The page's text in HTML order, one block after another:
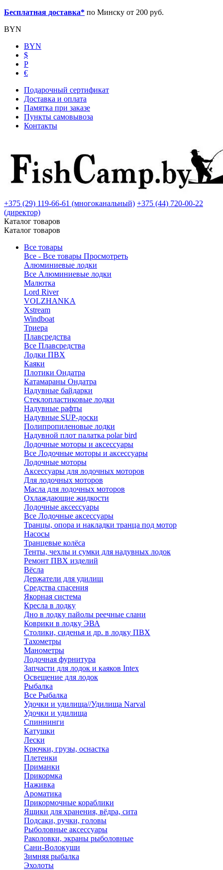
Бесплатная доставка* по Минску от 200 руб.
BYN
BYN
$
Р
€
Подарочный сертификат
Доставка и оплата
Памятка при заказе
Пункты самовывоза
Контакты
+375 (29) 119-66-61 (многоканальный) +375 (44) 720-00-22
(директор)
Каталог товаров
Каталог товаров
Все товары
Все - Все товары Просмотреть
Алюминиевые лодки
Все Алюминиевые лодки
Малютка
Lord River
VOLZHANKA
Xstream
Windboat
Триера
Плавсредства
Все Плавсредства
Лодки ПВХ
Каяки
Плотики Ондатра
Катамараны Ондатра
Надувные байдарки
Стеклопластиковые лодки
Надувные рафты
Надувные SUP-доски
Полипропиленовые лодки
Надувной плот палатка polar bird
Лодочные моторы и аксессуары
Все Лодочные моторы и аксессуары
Лодочные моторы
Аксессуары для лодочных моторов
Для лодочных моторов
Масла для лодочных моторов
Охлаждающие жидкости
Лодочные аксессуары
Все Лодочные аксессуары
Транцы, опора и накладки транца под мотор
Насосы
Транцевые колёса
Тенты, чехлы и сумки для надувных лодок
Ремонт ПВХ изделий
Вёсла
Держатели для удилищ
Средства спасения
Якорная система
Кресла в лодку
Дно в лодку пайолы реечные слани
Коврики в лодку ЭВА
Столики, сиденья и др. в лодку ПВХ
Тахометры
Манометры
Лодочная фурнитура
Запчасти для лодок и каяков Intex
Освещение для лодок
Рыбалка
Все Рыбалка
Удочки и удилища//Удилища Narval
Удочки и удилища
Спиннинги
Катушки
Лески
Крючки, грузы, оснастка
Плетенки
Приманки
Прикормка
Наживка
Ароматика
Прикормочные кораблики
Ящики для хранения, вёдра, сита
Подсаки, ручки, головы
Рыболовные аксессуары
Раколовки, экраны рыболовные
Сани-Волокуши
Зимняя рыбалка
Эхолоты